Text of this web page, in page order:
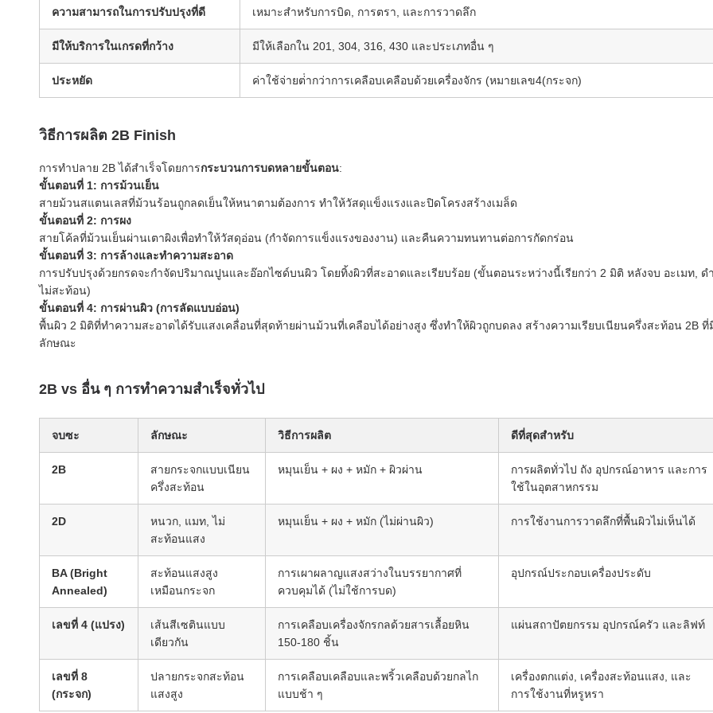
ความสามารถในการปรับปรุงที่ดี เหมาะสําหรับการบิด, การตรา, และการวาดลึก
มีให้บริการในเกรดที่กว้าง มีให้เลือกใน 201, 304, 316, 430 และประเภทอื่น ๆ
ประหยัด ค่าใช้จ่ายต่ํากว่าการเคลือบเคลือบด้วยเครื่องจักร (หมายเลข4(กระจก)
วิธีการผลิต 2B Finish
การทําปลาย 2B ได้สําเร็จโดยการกระบวนการบดหลายขั้นตอน:
ขั้นตอนที่ 1: การม้วนเย็น
สายม้วนสแตนเลสที่ม้วนร้อนถูกลดเย็นให้หนาตามต้องการ ทําให้วัสดุแข็งแรงและปิดโครงสร้างเมล็ด
ขั้นตอนที่ 2: การผง
สายโค้ลที่ม้วนเย็นผ่านเตาผิงเพื่อทําให้วัสดุอ่อน (กําจัดการแข็งแรงของงาน) และคืนความทนทานต่อการกัดกร่อน
ขั้นตอนที่ 3: การล้างและทําความสะอาด
การปรับปรุงด้วยกรดจะกําจัดปริมาณปูนและอ๊อกไซด์บนผิว โดยทิ้งผิวที่สะอาดและเรียบร้อย (ขั้นตอนระหว่างนี้เรียกว่า 2 มิติ หลังจบ อะเมท, ดํ
ไม่สะท้อน)
ขั้นตอนที่ 4: การผ่านผิว (การลัดแบบอ่อน)
พื้นผิว 2 มิติที่ทําความสะอาดได้รับแสงเคลื่อนที่สุดท้ายผ่านม้วนที่เคลือบได้อย่างสูง ซึ่งทําให้ผิวถูกบดลง สร้างความเรียบเนียนครึ่งสะท้อน 2B ที่
ลักษณะ
2B vs อื่น ๆ การทําความสําเร็จทั่วไป
จบซะ ลักษณะ วิธีการผลิต ดีที่สุดสําหรับ
2B
สายกระจกแบบเนียน
ครึ่งสะท้อน
หมุนเย็น + ผง + หมัก + ผิวผ่าน
การผลิตทั่วไป ถัง อุปกรณ์อาหาร และการ
ใช้ในอุตสาหกรรม
2D
หนวก, แมท, ไม่
สะท้อนแสง
หมุนเย็น + ผง + หมัก (ไม่ผ่านผิว) การใช้งานการวาดลึกที่พื้นผิวไม่เห็นได้
BA (Bright
Annealed)
สะท้อนแสงสูง
เหมือนกระจก
การเผาผลาญแสงสว่างในบรรยากาศที่
ควบคุมได้ (ไม่ใช้การบด)
อุปกรณ์ประกอบเครื่องประดับ
เลขที่ 4 (แปรง)
เส้นสีเซตินแบบ
เดียวกัน
การเคลือบเครื่องจักรกลด้วยสารเลื้อยหิน
150-180 ชิ้น
แผ่นสถาปัตยกรรม อุปกรณ์ครัว และลิฟท์
เลขที่ 8
(กระจก)
ปลายกระจกสะท้อน
แสงสูง
การเคลือบเคลือบและพริ้วเคลือบด้วยกลไก
แบบช้า ๆ
เครื่องตกแต่ง, เครื่องสะท้อนแสง, และ
การใช้งานที่หรูหรา